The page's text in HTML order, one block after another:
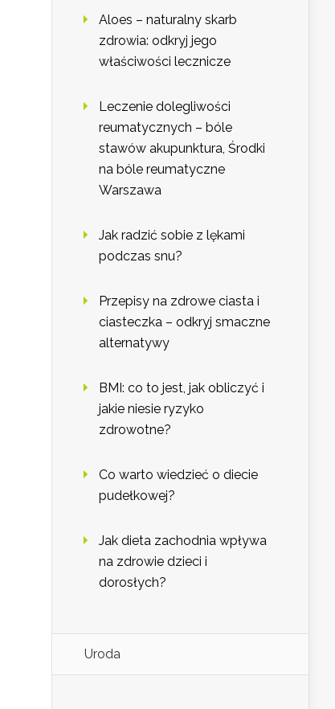
Aloes – naturalny skarb
zdrowia: odkryj jego
właściwości lecznicze
Leczenie dolegliwości
reumatycznych – bóle
stawów akupunktura, Środki
na bóle reumatyczne
Warszawa
Jak radzić sobie z lękami
podczas snu?
Przepisy na zdrowe ciasta i
ciasteczka – odkryj smaczne
alternatywy
BMI: co to jest, jak obliczyć i
jakie niesie ryzyko
zdrowotne?
Co warto wiedzieć o diecie
pudełkowej?
Jak dieta zachodnia wpływa
na zdrowie dzieci i
dorosłych?
Uroda